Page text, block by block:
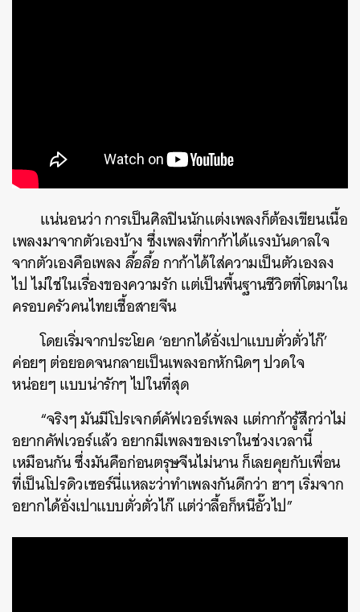
แน่นอนว่า การเป็นศิลปินนักแต่งเพลงก็ต้องเขียนเนื้อ
เพลงมาจากตัวเองบ้าง ซึ่งเพลงที่กาก้าได้แรงบันดาลใจ
จากตัวเองคือเพลงลื้อลื้อกาก้าได้ใส่ความเป็นตัวเองลง
ไป ไม่ใช่ในเรื่องของความรัก แต่เป็นพื้นฐานชีวิตที่โตมาใน
ครอบครัวคนไทยเชื้อสายจีน
โดยเริ่มจากประโยค ‘อยากได้อั่งเปาแบบตั่วตั่วไก๊’
ค่อยๆ ต่อยอดจนกลายเป็นเพลงอกหักนิดๆ ปวดใจ
หน่อยๆ แบบน่ารักๆ ไปในที่สุด
“จริงๆ มันมีโปรเจกต์คัฟเวอร์เพลง แต่กาก้ารู้สึกว่าไม่
อยากคัฟเวอร์แล้ว อยากมีเพลงของเราในช่วงเวลานี้
เหมือนกัน ซึ่งมันคือก่อนตรุษจีนไม่นาน ก็เลยคุยกับเพื่อน
ที่เป็นโปรดิวเซอร์นี่แหละว่าทำเพลงกันดีกว่า ฮาๆ เริ่มจาก
อยากได้อั่งเปาแบบตั่วตั่วไก๊ แต่ว่าลื้อก็หนีอั๊วไป”